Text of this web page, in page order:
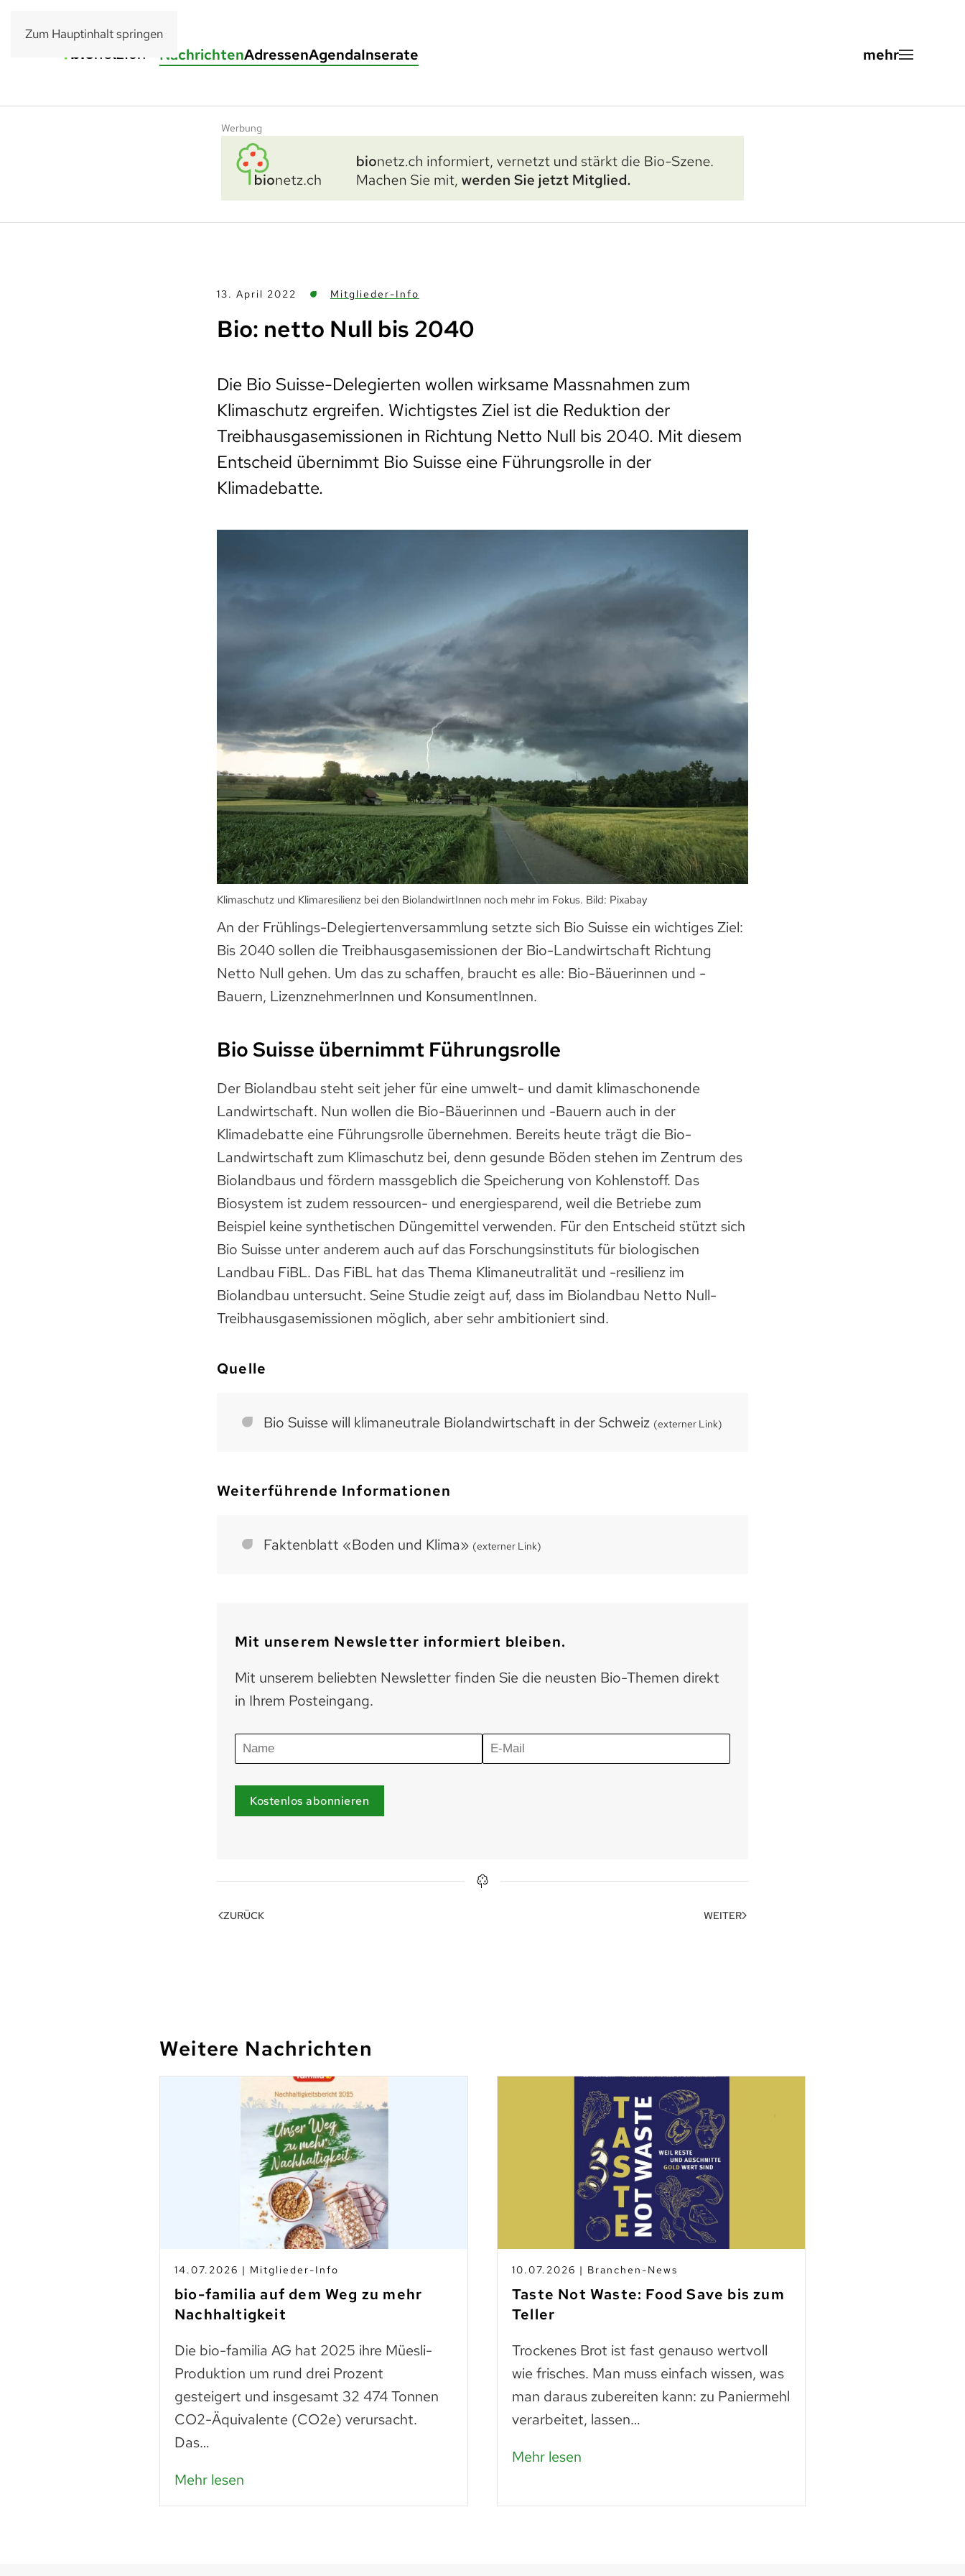
Zum Hauptinhalt springen
NachrichtenAdressenAgendaInserate
Werbung
13. April 2022 Mitglieder-Info
Bio: netto Null bis 2040
Die Bio Suisse-Delegierten wollen wirksame Massnahmen zum
Klimaschutz ergreifen. Wichtigstes Ziel ist die Reduktion der
Treibhausgasemissionen in Richtung Netto Null bis 2040. Mit diesem
Entscheid übernimmt Bio Suisse eine Führungsrolle in der
Klimadebatte.
Klimaschutz und Klimaresilienz bei den BiolandwirtInnen noch mehr im Fokus. Bild: Pixabay
An der Frühlings-Delegiertenversammlung setzte sich Bio Suisse ein wichtiges Ziel:
Bis 2040 sollen die Treibhausgasemissionen der Bio-Landwirtschaft Richtung
Netto Null gehen. Um das zu schaffen, braucht es alle: Bio-Bäuerinnen und -
Bauern, LizenznehmerInnen und KonsumentInnen.
Bio Suisse übernimmt Führungsrolle
Der Biolandbau steht seit jeher für eine umwelt- und damit klimaschonende
Landwirtschaft. Nun wollen die Bio-Bäuerinnen und -Bauern auch in der
Klimadebatte eine Führungsrolle übernehmen. Bereits heute trägt die Bio-
Landwirtschaft zum Klimaschutz bei, denn gesunde Böden stehen im Zentrum des
Biolandbaus und fördern massgeblich die Speicherung von Kohlenstoff. Das
Biosystem ist zudem ressourcen- und energiesparend, weil die Betriebe zum
Beispiel keine synthetischen Düngemittel verwenden. Für den Entscheid stützt sich
Bio Suisse unter anderem auch auf das Forschungsinstituts für biologischen
Landbau FiBL. Das FiBL hat das Thema Klimaneutralität und -resilienz im
Biolandbau untersucht. Seine Studie zeigt auf, dass im Biolandbau Netto Null-
Treibhausgasemissionen möglich, aber sehr ambitioniert sind.
Quelle
Bio Suisse will klimaneutrale Biolandwirtschaft in der Schweiz (externer Link)
Weiterführende Informationen
Faktenblatt «Boden und Klima» (externer Link)
Mit unserem Newsletter informiert bleiben.
Mit unserem beliebten Newsletter finden Sie die neusten Bio-Themen direkt
in Ihrem Posteingang.
Kostenlos abonnieren
ZURÜCK WEITER
Weitere Nachrichten
14.07.2026 | Mitglieder-Info
bio-familia auf dem Weg zu mehr
Nachhaltigkeit
Die bio-familia AG hat 2025 ihre Müesli-
Produktion um rund drei Prozent
gesteigert und insgesamt 32 474 Tonnen
CO2-Äquivalente (CO2e) verursacht.
Das…
Mehr lesen
10.07.2026 | Branchen-News
Taste Not Waste: Food Save bis zum
Teller
Trockenes Brot ist fast genauso wertvoll
wie frisches. Man muss einfach wissen, was
man daraus zubereiten kann: zu Paniermehl
verarbeitet, lassen…
Mehr lesen